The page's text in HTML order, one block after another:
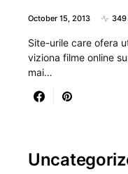
October 15, 2013 349
Site-urile care ofera
viziona filme online
mai…